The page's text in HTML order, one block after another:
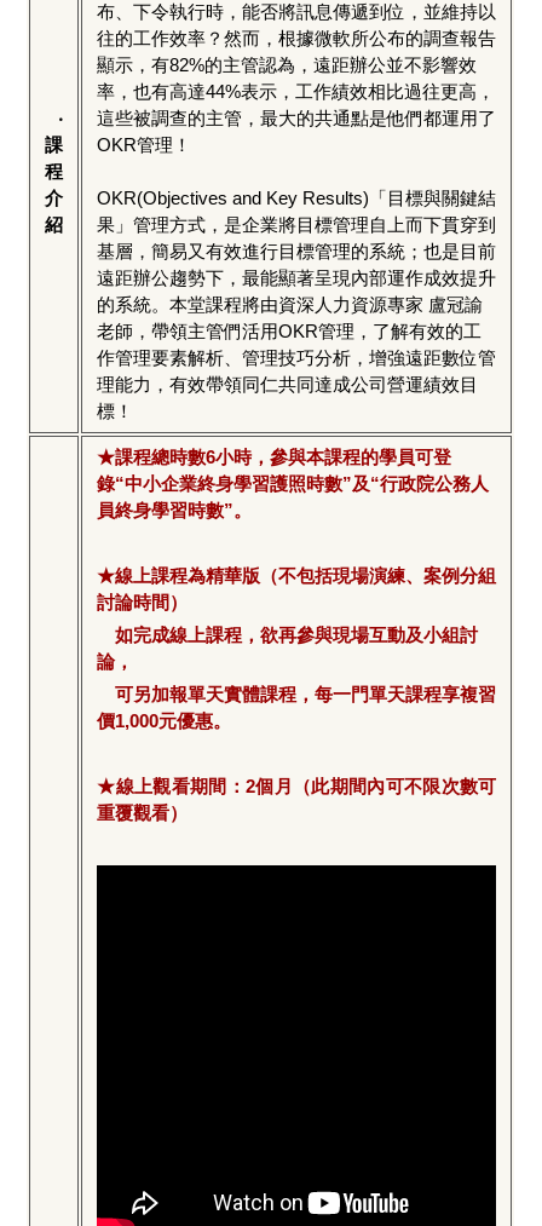
‧
課
程
介
紹
布、下令執行時，能否將訊息傳遞到位，並維持以
往的工作效率？然而，根據微軟所公布的調查報告
顯示，有82%的主管認為，遠距辦公並不影響效
率，也有高達44%表示，工作績效相比過往更高，
這些被調查的主管，最大的共通點是他們都運用了
OKR管理！
OKR(Objectives and Key Results)「目標與關鍵結
果」管理方式，是企業將目標管理自上而下貫穿到
基層，簡易又有效進行目標管理的系統；也是目前
遠距辦公趨勢下，最能顯著呈現內部運作成效提升
的系統。本堂課程將由資深人力資源專家 盧冠諭
老師，帶領主管們活用OKR管理，了解有效的工
作管理要素解析、管理技巧分析，增強遠距數位管
理能力，有效帶領同仁共同達成公司營運績效目
標！
★課程總時數6小時，參與本課程的學員可登
錄“中小企業終身學習護照時數”及“行政院公務人
員終身學習時數”。
★線上課程為精華版（不包括現場演練、案例分組
討論時間）
如完成線上課程，欲再參與現場互動及小組討
論，
可另加報單天實體課程，每一門單天課程享複習
價1,000元優惠。
★線上觀看期間：2個月（此期間內可不限次數可
重覆觀看）